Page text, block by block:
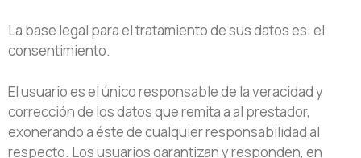
La base legal para el tratamiento de sus datos es: el
consentimiento.
El usuario es el único responsable de la veracidad y
corrección de los datos que remita a al prestador,
exonerando a éste de cualquier responsabilidad al
respecto. Los usuarios garantizan y responden, en